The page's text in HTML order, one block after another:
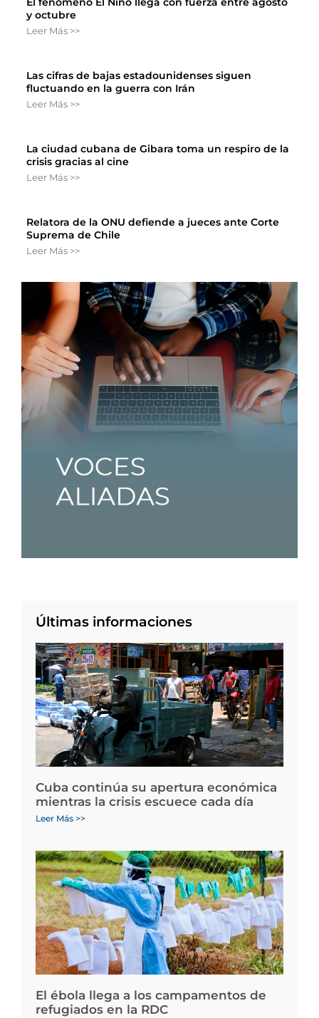
y octubre
Leer Más >>
Las cifras de bajas estadounidenses siguen
fluctuando en la guerra con Irán
Leer Más >>
La ciudad cubana de Gibara toma un respiro de la
crisis gracias al cine
Leer Más >>
Relatora de la ONU defiende a jueces ante Corte
Suprema de Chile
Leer Más >>
Últimas informaciones
Cuba continúa su apertura económica
mientras la crisis escuece cada día
Leer Más >>
El ébola llega a los campamentos de
refugiados en la RDC